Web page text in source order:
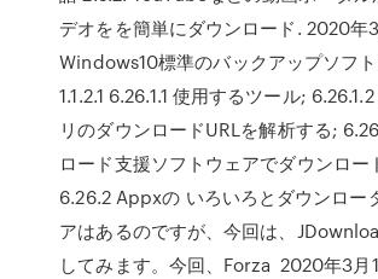
デオをを簡単にダウンロード. 2020年
Windows10標準のバックアップソフ
1.1.2.1 6.26.1.1 使用するツール;
リのダウンロードURLを解析する;
ロード支援ソフトウェアでダウンロー
6.26.2 Appxの いろいろとダウンロー
アはあるのですが、今回は、
してみます。今回、Forza 2020年3月